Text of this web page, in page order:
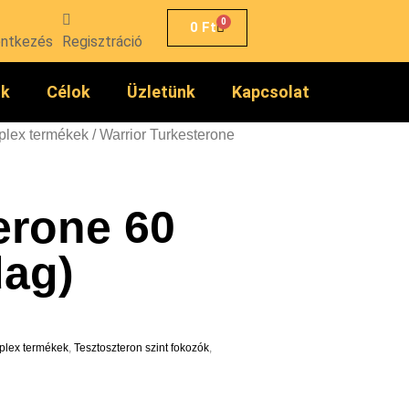
Regisztráció
0 Ft 0
Célok Üzletünk Kapcsolat
termékek / Warrior Turkesterone
60
termékek, Tesztoszteron szint fokozók,